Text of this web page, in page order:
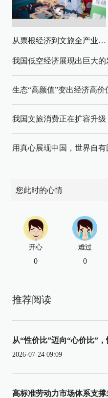
从票根经济到文旅全产业链升级
我国低空经济展现出巨大的
生态“高颜值”变出经济高价
我国文旅消费正在扩容升级
用真心展现中国，世界自有
您此时的心情
开心
0
难过
0
推荐阅读
从“性价比”迈向“心价比”
2026-07-24 09:09
高标准劳动力市场体系支